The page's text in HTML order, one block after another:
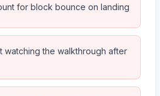
for block bounce on landing
watching the walkthrough after